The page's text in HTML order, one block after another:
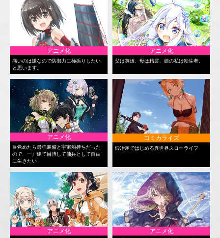
アニメ化
痛いのは嫌なので防御力に極振りしたい
と思います。
アニメ化
父は英雄、母は精霊、娘の私は転生者。
アニメ化
目覚めたら最強装備と宇宙船持ちだった
ので、一戸建て目指して傭兵として自由
に生きたい
コミカライズ
鍛冶屋ではじめる異世界スローライフ
アニメ化 アニメ化